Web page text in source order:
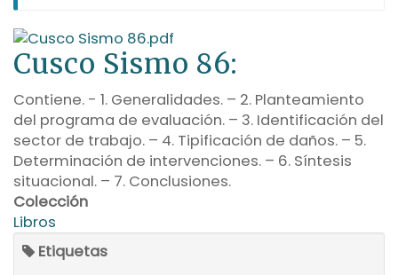
Cusco Sismo 86:
Contiene. - 1. Generalidades. – 2. Planteamiento
del programa de evaluación. – 3. Identificación del
sector de trabajo. – 4. Tipificación de daños. – 5.
Determinación de intervenciones. – 6. Síntesis
situacional. – 7. Conclusiones.
Colección
Libros
Etiquetas